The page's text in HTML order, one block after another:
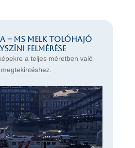
– MS MELK tolóhajó
felmérése
a teljes méretben való
megtekintéshez.